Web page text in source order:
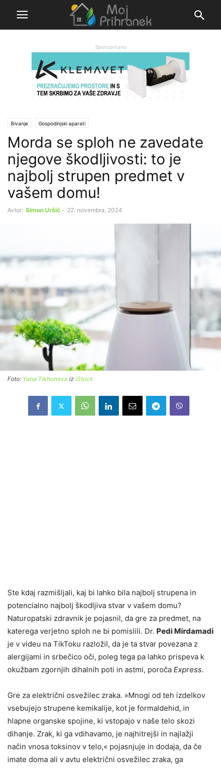
Sponzorirano
Bivanje Gospodinjski aparati
Morda se sploh ne zavedate
njegove škodljivosti: to je
najbolj strupen predmet v
vašem domu!
Avtor: Simon Uršič - 22. novembra, 2024
Foto: Yana Tikhonova iz iStock
Ste kdaj razmišljali, kaj bi lahko bila najbolj strupena in
potencialno najbolj škodljiva stvar v vašem domu?
Naturopatski zdravnik je pojasnil, da gre za predmet, na
katerega verjetno sploh ne bi pomislili. Dr. Pedi Mirdamadi
je v videu na TikToku razložil, da je ta stvar povezana z
alergijami in srbečico oči, poleg tega pa lahko prispeva k
okužbam zgornjih dihalnih poti in astmi, poroča Express.
Gre za električni osvežilec zraka. »Mnogi od teh izdelkov
vsebujejo strupene kemikalije, kot je formaldehid, in
hlapne organske spojine, ki vstopajo v naše telo skozi
dihanje. Zrak, ki ga vdihavamo, je najhitrejši in najlažji
način vnosa toksinov v telo,« pojasnjuje in dodaja, da če
imate doma ali v avtu električni osvežilec zraka, ga